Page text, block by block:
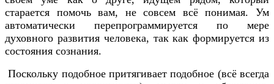
старается помочь вам, не совсем всё понимая. Ум
автоматически перепрограммируется по мере
духовного развития человека, так как формируется из
состояния сознания.
Поскольку подобное притягивает подобное (всё всегда